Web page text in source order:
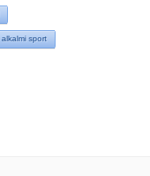
alkalmi sport